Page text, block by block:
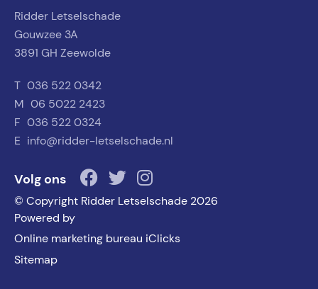
Ridder Letselschade
Gouwzee 3A
3891 GH Zeewolde
T 036 522 0342
M 06 5022 2423
F 036 522 0324
E info@ridder-letselschade.nl
Volg ons
© Copyright Ridder Letselschade 2026
Powered by
Online marketing bureau iClicks
Sitemap